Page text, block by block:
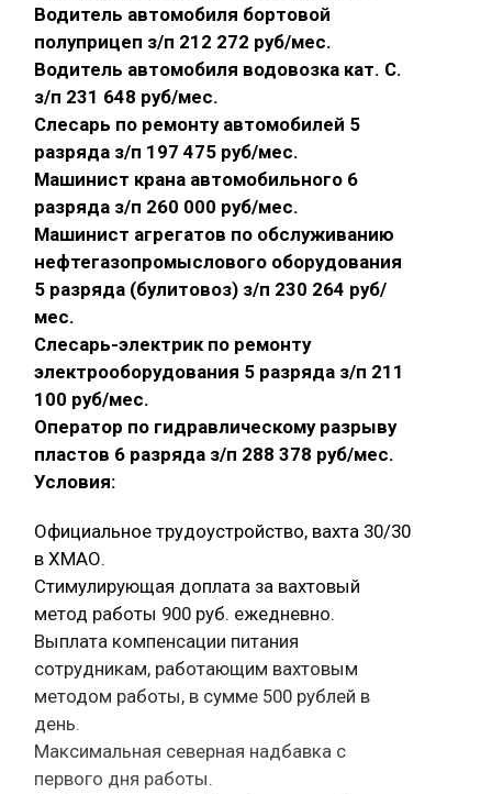
Водитель автомобиля бортовой
полуприцеп з/п 212 272 руб/мес.
Водитель автомобиля водовозка кат. С.
з/п 231 648 руб/мес.
Слесарь по ремонту автомобилей 5
разряда з/п 197 475 руб/мес.
Машинист крана автомобильного 6
разряда з/п 260 000 руб/мес.
Машинист агрегатов по обслуживанию
нефтегазопромыслового оборудования
5 разряда (булитовоз) з/п 230 264 руб/
мес.
Слесарь-электрик по ремонту
электрооборудования 5 разряда з/п 211
100 руб/мес.
Оператор по гидравлическому разрыву
пластов 6 разряда з/п 288 378 руб/мес.
Условия:
Официальное трудоустройство, вахта 30/30
в ХМАО.
Стимулирующая доплата за вахтовый
метод работы 900 руб. ежедневно.
Выплата компенсации питания
сотрудникам, работающим вахтовым
методом работы, в сумме 500 рублей в
день.
Максимальная северная надбавка с
первого дня работы.